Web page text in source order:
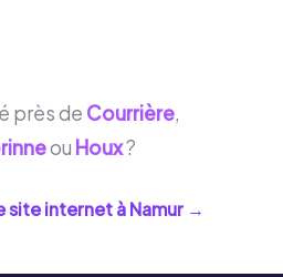
près de Courrière,
ou Houx?
site internet àNamur →